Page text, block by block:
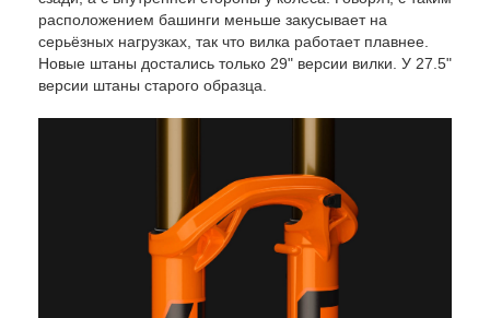
расположением башинги меньше закусывает на
серьёзных нагрузках, так что вилка работает плавнее.
Новые штаны достались только 29" версии вилки. У 27.5"
версии штаны старого образца.